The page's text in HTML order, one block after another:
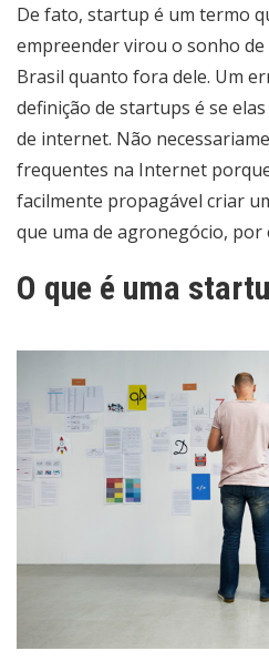
De fato, startup é um termo
empreender virou o sonho
Brasil quanto fora dele. Um
definição de startups é se
de internet. Não
frequentes na Internet
facilmente propagável criar
que uma de agronegócio, por
O que é uma